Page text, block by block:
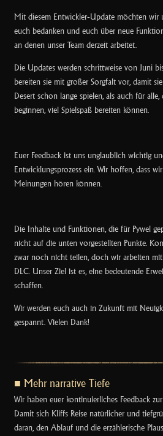
Mit diesem Entwickler-Update möchten wir
euch bedanken und euch über neue
an denen unser Team derzeit arbeitet.
Die Updates werden schrittweise von Juni
bereiten sie mit großer Sorgfalt vor, damit
Desert schon lange spielen, als auch für alle,
beginnen, viel Spielspaß bereiten können.
Euer Feedback ist uns unglaublich wichtig
Entwicklungsprozess ein. Wir hoffen, dass
Meinungen hören können.
Die Inhalte und Funktionen, die für Pywel
nicht auf die unten vorgestellten Punkte.
zwar noch nicht teilen, doch wir arbeiten
DLC. Unser Ziel ist es, eine bedeutende
schaffen.
Wir werden euch auch in Zukunft mit
gespannt. Vielen Dank!
■ Mehr narrative Tiefe
Wir haben euer kontinuierliches Feedback
Damit sich Kliffs Reise natürlicher und
daran, den Ablauf und die erzählerische